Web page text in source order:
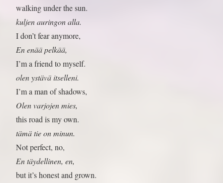
walking under the sun.
kuljen auringon alla.
I don’t fear anymore,
En enää pelkää,
I’m a friend to myself.
olen ystävä itselleni.
I’m a man of shadows,
Olen varjojen mies,
this road is my own.
tämä tie on minun.
Not perfect, no,
En täydellinen, en,
but it’s honest and grown.